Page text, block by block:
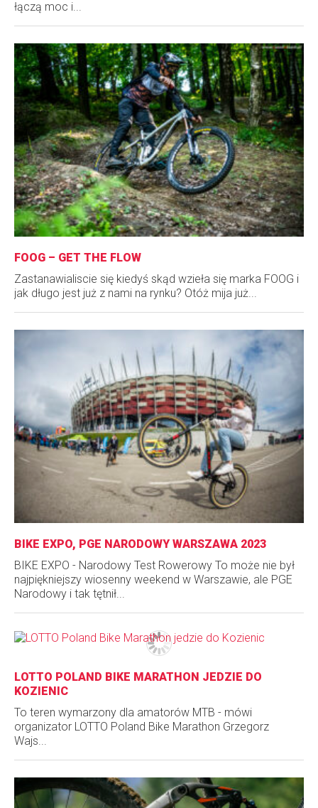
łączą moc i...
FOOG – GET THE FLOW
Zastanawialiscie się kiedyś skąd wzieła się marka FOOG i
jak długo jest już z nami na rynku? Otóż mija już...
BIKE EXPO, PGE NARODOWY WARSZAWA 2023
BIKE EXPO - Narodowy Test Rowerowy To może nie był
najpiękniejszy wiosenny weekend w Warszawie, ale PGE
Narodowy i tak tętnił...
LOTTO POLAND BIKE MARATHON JEDZIE DO
KOZIENIC
To teren wymarzony dla amatorów MTB - mówi
organizator LOTTO Poland Bike Marathon Grzegorz
Wajs...